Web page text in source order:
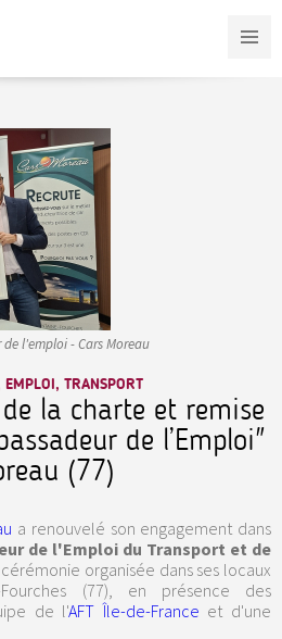
l'emploi - Cars Moreau
EMPLOI, TRANSPORT
la charte et remise
de l’Emploi"
(77)
a renouvelé son engagement dans
de l'Emploi du Transport et de
organisée dans ses locaux
(77), en présence des
de l'AFT Île-de-France et d'une